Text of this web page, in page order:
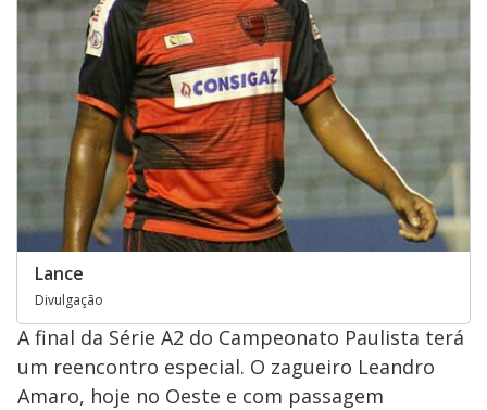
Lance
Divulgação
A final da Série A2 do Campeonato Paulista terá
um reencontro especial. O zagueiro Leandro
Amaro, hoje no Oeste e com passagem